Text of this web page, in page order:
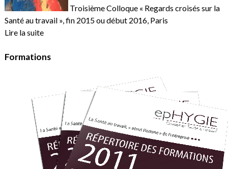
Troisième Colloque « Regards croisés sur la
Santé au travail », fin 2015 ou début 2016, Paris
Lire la suite
Formations